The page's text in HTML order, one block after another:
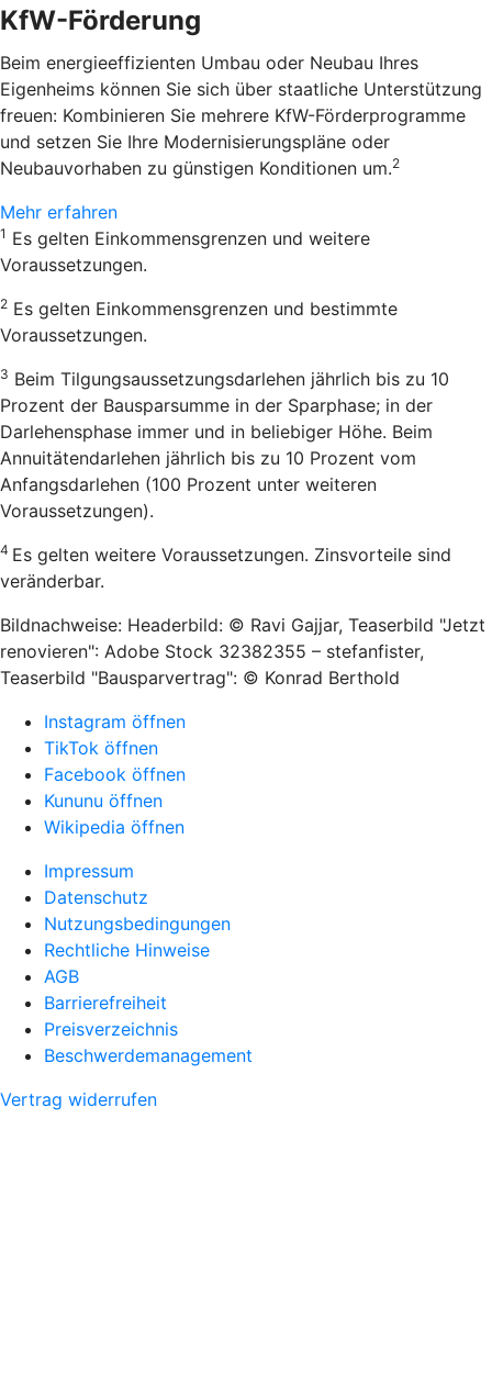
KfW-Förderung
Beim energieeffizienten Umbau oder Neubau Ihres
Eigenheims können Sie sich über staatliche Unterstützung
freuen: Kombinieren Sie mehrere KfW-Förderprogramme
und setzen Sie Ihre Modernisierungspläne oder
Neubauvorhaben zu günstigen Konditionen um.2
Mehr erfahren
1 Es gelten Einkommensgrenzen und weitere
Voraussetzungen.
2 Es gelten Einkommensgrenzen und bestimmte
Voraussetzungen.
3 Beim Tilgungsaussetzungsdarlehen jährlich bis zu 10
Prozent der Bausparsumme in der Sparphase; in der
Darlehensphase immer und in beliebiger Höhe. Beim
Annuitätendarlehen jährlich bis zu 10 Prozent vom
Anfangsdarlehen (100 Prozent unter weiteren
Voraussetzungen).
4 Es gelten weitere Voraussetzungen. Zinsvorteile sind
veränderbar.
Bildnachweise: Headerbild: © Ravi Gajjar, Teaserbild "Jetzt
renovieren": Adobe Stock 32382355 – stefanfister,
Teaserbild "Bausparvertrag": © Konrad Berthold
Instagram öffnen
TikTok öffnen
Facebook öffnen
Kununu öffnen
Wikipedia öffnen
Impressum
Datenschutz
Nutzungsbedingungen
Rechtliche Hinweise
AGB
Barrierefreiheit
Preisverzeichnis
Beschwerdemanagement
Vertrag widerrufen